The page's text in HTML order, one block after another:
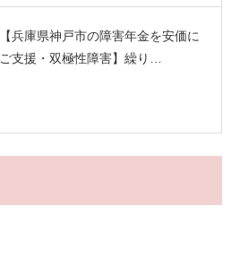
【兵庫県神戸市の障害年金を安価に
ご支援・双極性障害】繰り…